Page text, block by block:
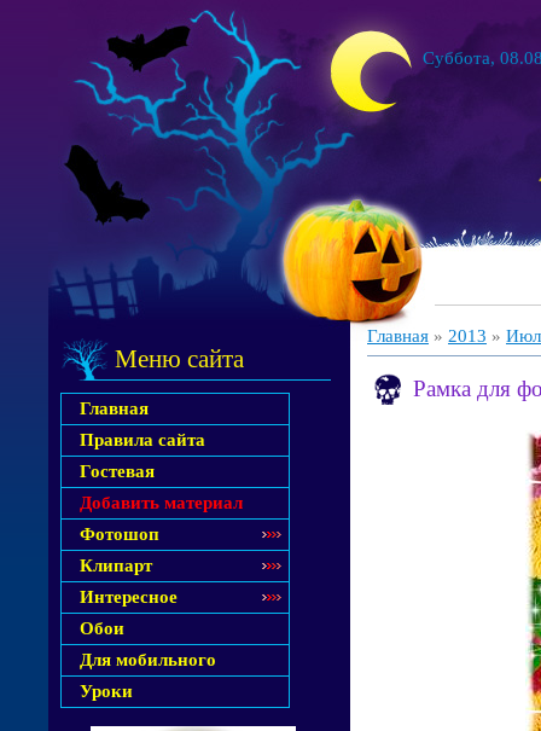
Суббота,
Меню сайта
Главная
Правила сайта
Гостевая
Добавить материал
Фотошоп
Клипарт
Интересное
Обои
Для мобильного
Уроки
Главная » 2013 »
Рамка для